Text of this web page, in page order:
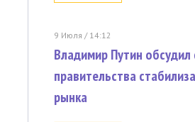
9 Июля / 14:12
Владимир Путин обсудил
правительства
рынка